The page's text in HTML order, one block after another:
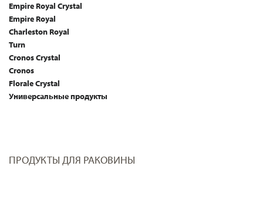
Empire Royal Crystal
Empire Royal
Charleston Royal
Turn
Cronos Crystal
Cronos
Florale Crystal
Универсальные продукты
ПРОДУКТЫ ДЛЯ РАКОВИНЫ